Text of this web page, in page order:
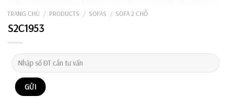
TRANG CHỦ / PRODUCTS / SOFAS / SOFA 2 CHỖ
S2C1953